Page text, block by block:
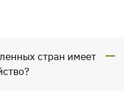
стран имеет